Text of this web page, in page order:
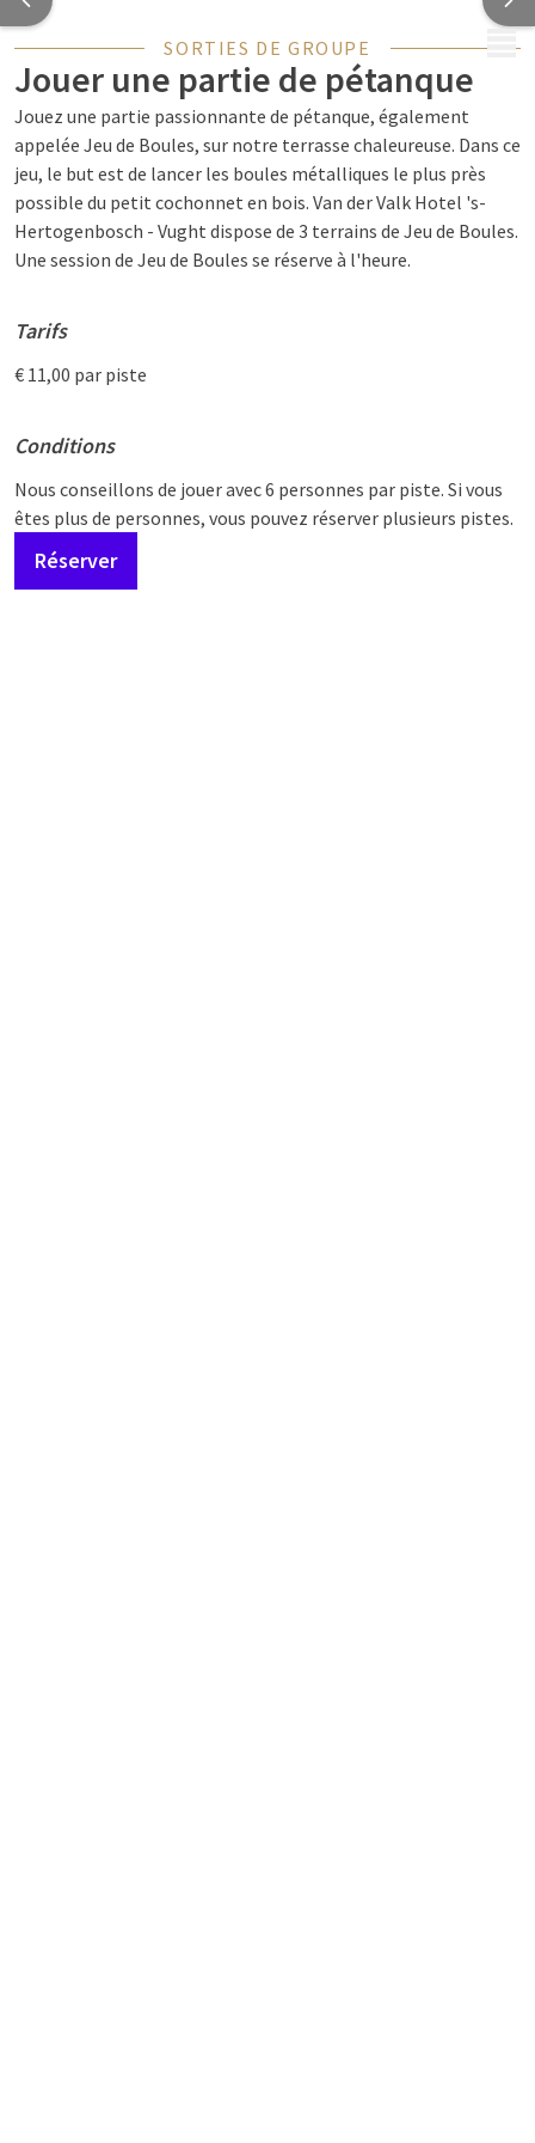
SORTIES DE GROUPE
Jouer une partie de pétanque
Jouez une partie passionnante de pétanque, également
appelée Jeu de Boules, sur notre terrasse chaleureuse. Dans ce
jeu, le but est de lancer les boules métalliques le plus près
possible du petit cochonnet en bois. Van der Valk Hotel 's-
Hertogenbosch - Vught dispose de 3 terrains de Jeu de Boules.
Une session de Jeu de Boules se réserve à l'heure.
Tarifs
€ 11,00 par piste
Conditions
Nous conseillons de jouer avec 6 personnes par piste. Si vous
êtes plus de personnes, vous pouvez réserver plusieurs pistes.
Réserver